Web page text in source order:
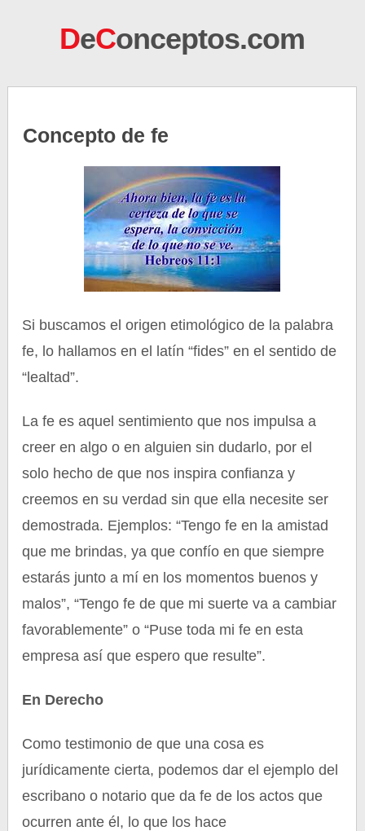
DeConceptos.com
Concepto de fe
Si buscamos el origen etimológico de la palabra
fe, lo hallamos en el latín “fides” en el sentido de
“lealtad”.
La fe es aquel sentimiento que nos impulsa a
creer en algo o en alguien sin dudarlo, por el
solo hecho de que nos inspira confianza y
creemos en su verdad sin que ella necesite ser
demostrada. Ejemplos: “Tengo fe en la amistad
que me brindas, ya que confío en que siempre
estarás junto a mí en los momentos buenos y
malos”, “Tengo fe de que mi suerte va a cambiar
favorablemente” o “Puse toda mi fe en esta
empresa así que espero que resulte”.
En Derecho
Como testimonio de que una cosa es
jurídicamente cierta, podemos dar el ejemplo del
escribano o notario que da fe de los actos que
ocurren ante él, lo que los hace